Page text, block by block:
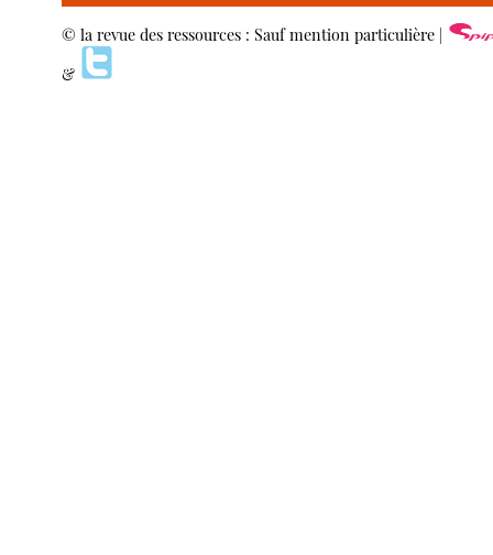
© la revue des ressources : Sauf mention particulière |
&